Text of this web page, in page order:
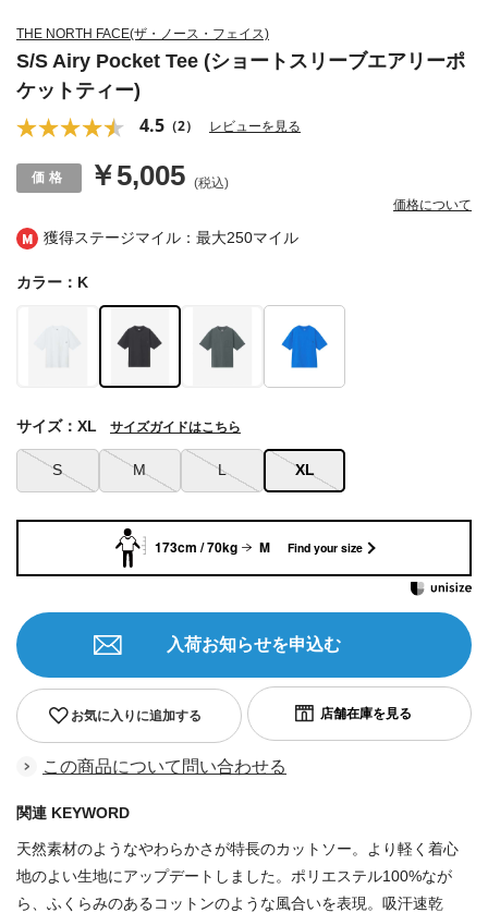
獲得ステージマイル：最大250マイル
THE NORTH FACE(ザ・ノース・フェイス)
S/S Airy Pocket Tee (ショートスリーブエアリーポ
ケットティー)
4.5 （2） レビューを見る
￥5,005 (税込)
価格について
カラー：K
S M L XL
サイズ：XL サイズガイドはこちら
お気に入りに追加する
入荷お知らせを申込む
この商品について問い合わせる
関連 KEYWORD
天然素材のようなやわらかさが特長のカットソー。より軽く着心
地のよい生地にアップデートしました。ポリエステル100%なが
ら、ふくらみのあるコットンのような風合いを表現。吸汗速乾
173cm / 70kg M Find your size